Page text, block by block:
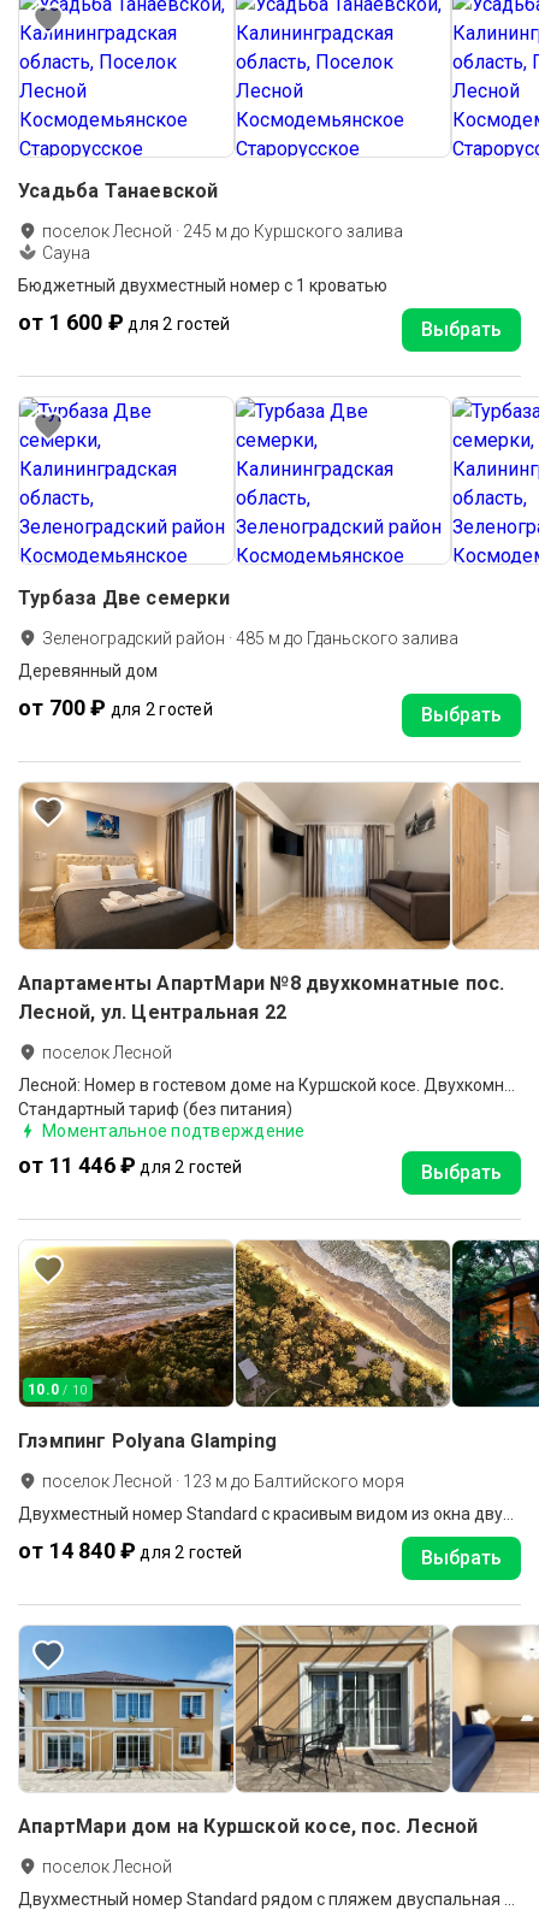
Усадьба Танаевской
поселок Лесной · 245 м до Куршского залива
Сауна
Бюджетный двухместный номер с 1 кроватью
от 1 600 ₽ для 2 гостей Выбрать
Турбаза Две семерки
Зеленоградский район ·485 м до Гданьского залива
Деревянный дом
от 700 ₽ для 2 гостей Выбрать
Апартаменты АпартМари №8 двухкомнатные пос.
Лесной, ул. Центральная 22
поселок Лесной
Стандартный тариф (без питания)
Моментальное подтверждение
от 11 446 ₽ для 2 гостей Выбрать
10.0 / 10
Глэмпинг Polyana Glamping
поселок Лесной · 123 м до Балтийского моря
от 14 840 ₽ для 2 гостей Выбрать
АпартМари дом на Куршской косе, пос. Лесной
поселок Лесной